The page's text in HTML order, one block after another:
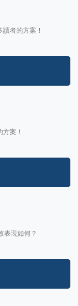
者的方案！
案！
表現如何？